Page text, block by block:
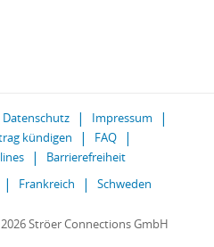
Datenschutz
Impressum
kündigen
FAQ
Barrierefreiheit
Frankreich Schweden
Ströer Connections GmbH